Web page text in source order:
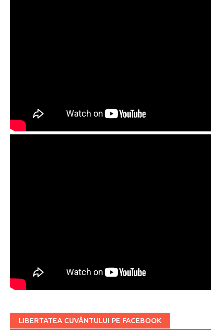
LIBERTATEA CUVÂNTULUI PE FACEBOOK